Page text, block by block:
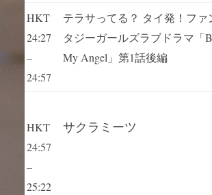
HKT
24:27
–
24:57
テラサってる？ タイ発！ファ
タジーガールズラブドラマ「
My Angel」第1話後編
HKT
24:57
–
25:22
サクラミーツ